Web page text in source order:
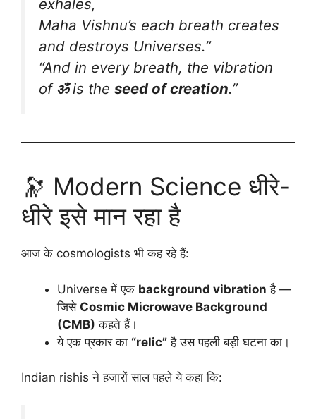
exhales,
Maha Vishnu’s each breath creates
and destroys Universes.”
“And in every breath, the vibration
of ॐis the seed of creation.”
🔭 Modern Science धीरे-
धीरे इसे मान रहा है
आज के cosmologists भी कह रहे हैं:
Universe में एक background vibration है —
जिसे Cosmic Microwave Background
(CMB) कहते हैं।
ये एक प्रकार का “relic” है उस पहली बड़ी घटना का।
Indian rishis ने हजारों साल पहले ये कहा कि: